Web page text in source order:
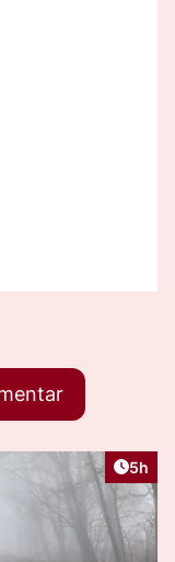
5h